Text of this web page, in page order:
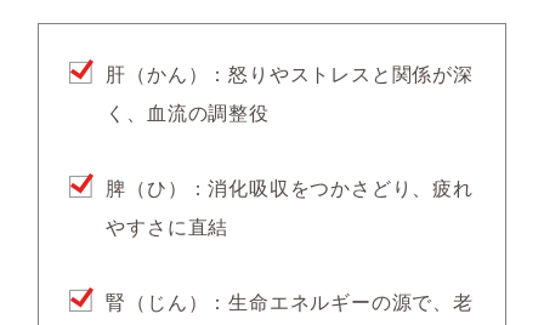
肝（かん）：怒りやストレスと関係が深
く、血流の調整役
脾（ひ）：消化吸収をつかさどり、疲れ
やすさに直結
腎（じん）：生命エネルギーの源で、老